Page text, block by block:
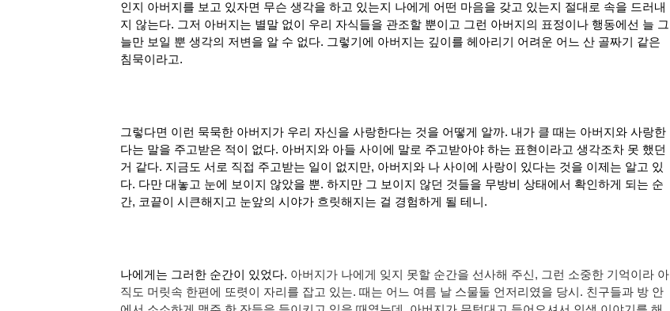
인지 아버지를 보고 있자면 무슨 생각을 하고 있는지 나에게 어떤 마음을 갖고 있는지 절대로 속을 드러내
지 않는다. 그저 아버지는 별말 없이 우리 자식들을 관조할 뿐이고 그런 아버지의 표정이나 행동에선 늘 그
늘만 보일 뿐 생각의 저변을 알 수 없다. 그렇기에 아버지는 깊이를 헤아리기 어려운 어느 산 골짜기 같은
침묵이라고.
그렇다면 이런 묵묵한 아버지가 우리 자신을 사랑한다는 것을 어떻게 알까. 내가 클 때는 아버지와 사랑한
다는 말을 주고받은 적이 없다. 아버지와 아들 사이에 말로 주고받아야 하는 표현이라고 생각조차 못 했던
거 같다. 지금도 서로 직접 주고받는 일이 없지만, 아버지와 나 사이에 사랑이 있다는 것을 이제는 알고 있
다. 다만 대놓고 눈에 보이지 않았을 뿐. 하지만 그 보이지 않던 것들을 무방비 상태에서 확인하게 되는 순
간, 코끝이 시큰해지고 눈앞의 시야가 흐릿해지는 걸 경험하게 될 테니.
나에게는 그러한 순간이 있었다. 아버지가 나에게 잊지 못할 순간을 선사해 주신, 그런 소중한 기억이라 아
직도 머릿속 한편에 또렷이 자리를 잡고 있는. 때는 어느 여름 날 스물둘 언저리였을 당시. 친구들과 방 안